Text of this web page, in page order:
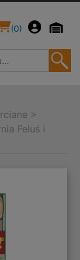
(0)
>
Feluś i